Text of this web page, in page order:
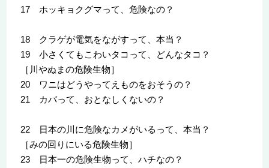
17 ホッキョクグマって、危険なの？
18 クラゲが電気をながすって、本当？
19 小さくてもこわいタコって、どんなタコ？
［川やぬまの危険生物］
20 ワニはどうやってえものをおそうの？
21 カバって、おとなしくないの？
22 日本の川に危険なカメがいるって、本当？
［みの回りにいる危険生物］
23 日本一の危険生物って、ハチなの？